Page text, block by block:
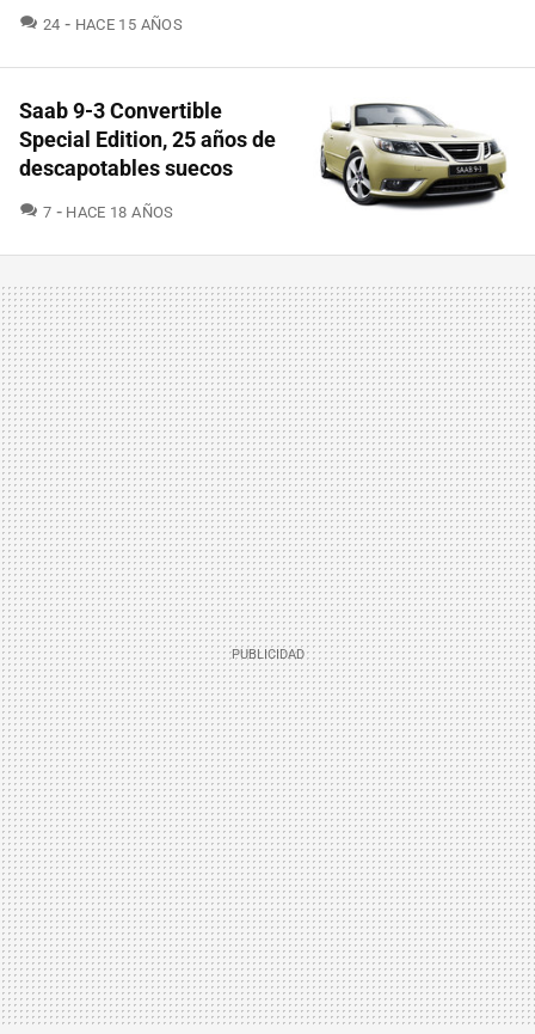
24 COMENTARIOS
HACE 15 AÑOS
Saab 9-3 Convertible
Special Edition, 25 años de
descapotables suecos
7 COMENTARIOS
HACE 18 AÑOS